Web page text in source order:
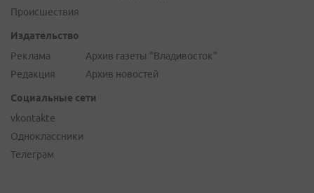
Происшествия
Издательство
Реклама
Редакция
Архив газеты "Владивосток"
Архив новостей
Социальные сети
vkontakte
Одноклассники
Телеграм